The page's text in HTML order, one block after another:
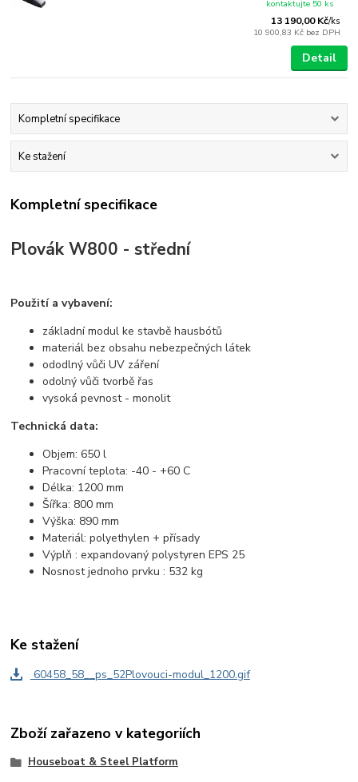
13 190,00 Kč/ks
10 900,83 Kč bez DPH
kontaktujte 50 ks
Detail
Kompletní specifikace
Ke stažení
Kompletní specifikace
Plovák W800 - střední
Použití a vybavení:
základní modul ke stavbě hausbótů
materiál bez obsahu nebezpečných látek
ododlný vůči UV záření
odolný vůči tvorbě řas
vysoká pevnost - monolit
Technická data:
Objem: 650 l
Pracovní teplota: -40 - +60 C
Délka: 1200 mm
Šířka: 800 mm
Výška: 890 mm
Materiál: polyethylen + přísady
Výplň : expandovaný polystyren EPS 25
Nosnost jednoho prvku : 532 kg
Ke stažení
60458_58__ps_52Plovouci-modul_1200.gif
Zboží zařazeno v kategoriích
Houseboat & Steel Platform